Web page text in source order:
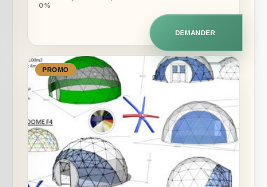
5655,00 €.
0%
DEMANDER
PROMO